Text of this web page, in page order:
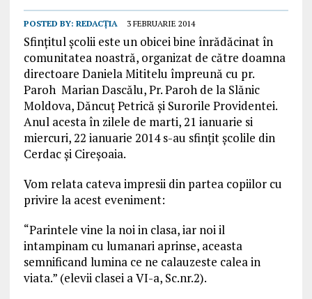
POSTED BY: REDACȚIA 3 FEBRUARIE 2014
Sfințitul școlii este un obicei bine înrădăcinat în
comunitatea noastră, organizat de către doamna
directoare Daniela Mititelu împreună cu pr.
Paroh Marian Dascălu, Pr. Paroh de la Slănic
Moldova, Dăncuț Petrică și Surorile Providentei.
Anul acesta în zilele de marti, 21 ianuarie si
miercuri, 22 ianuarie 2014 s-au sfințit școlile din
Cerdac și Cireșoaia.
Vom relata cateva impresii din partea copiilor cu
privire la acest eveniment:
“Parintele vine la noi in clasa, iar noi il
intampinam cu lumanari aprinse, aceasta
semnificand lumina ce ne calauzeste calea in
viata.” (elevii clasei a VI-a, Sc.nr.2).